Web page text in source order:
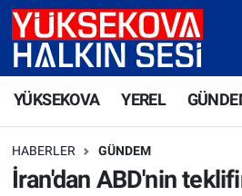
YÜKSEKOVA YEREL
HABERLER GÜNDEM
İran'dan ABD'nin
Yüksekova Nöbetçi